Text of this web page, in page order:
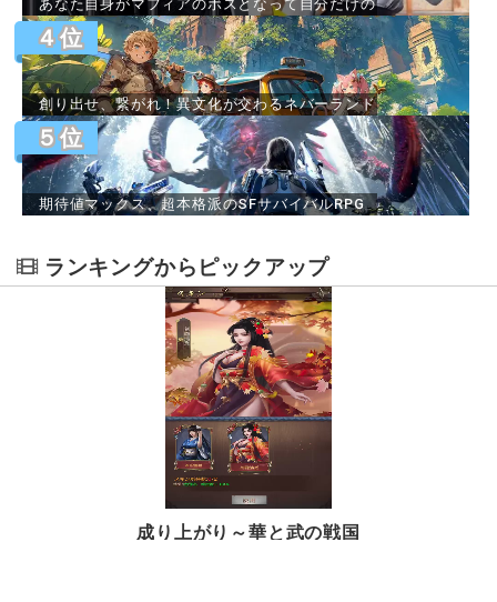
あなた自身がマフィアのボスとなって自分だけの
ファミリーを築いていこう！..
４位
創り出せ、繋がれ！異文化が交わるネバーランド
の大冒..
５位
期待値マックス、超本格派のSFサバイバルRPG
ランキングからピックアップ
成り上がり～華と武の戦国